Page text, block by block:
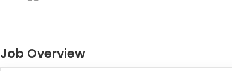
Job Overview